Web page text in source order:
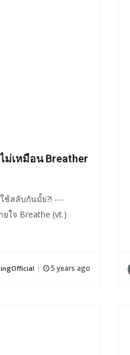
ม่เหมือน Breather
ช้สลับกันมั้ย?! ---
ใจ Breathe (vt.)
5 years ago